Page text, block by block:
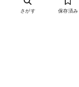
さがす 保存済み